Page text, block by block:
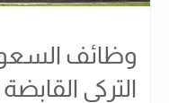
وظائف
التركى